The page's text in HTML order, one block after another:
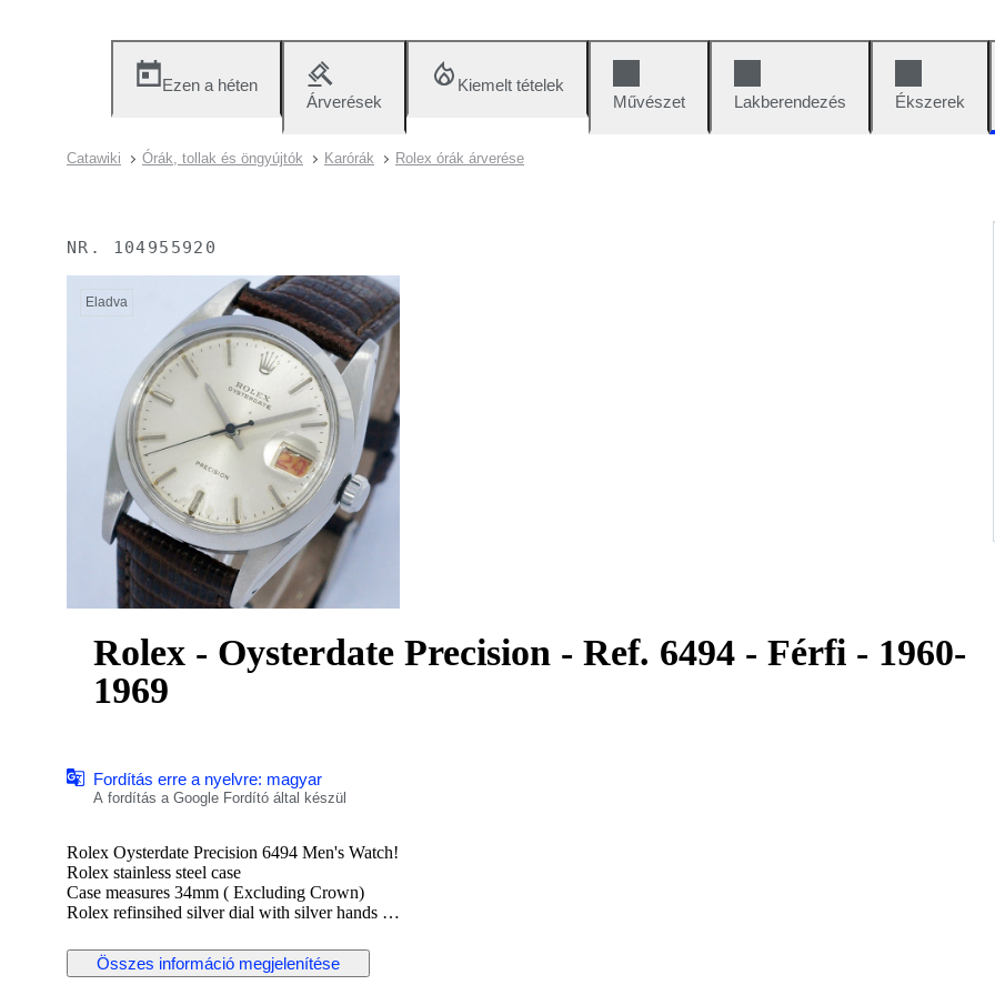
Ezen a héten
Árverések
Kiemelt tételek
Művészet
Lakberendezés Ékszerek
Catawiki Órák, tollak és öngyújtók Karórák Rolex órák árverése
NR. 104955920
Eladva
Rolex - Oysterdate Precision - Ref. 6494 - Férfi - 1960-
1969
Fordítás erre a nyelvre: magyar
A fordítás a Google Fordító által készül
Rolex Oysterdate Precision 6494 Men's Watch!
Rolex stainless steel case
Case measures 34mm ( Excluding Crown)
Rolex refinsihed silver dial with silver hands
Rolex signed screwdown crown
Non quickset date (Red/Black date)
Összes információ megjelenítése